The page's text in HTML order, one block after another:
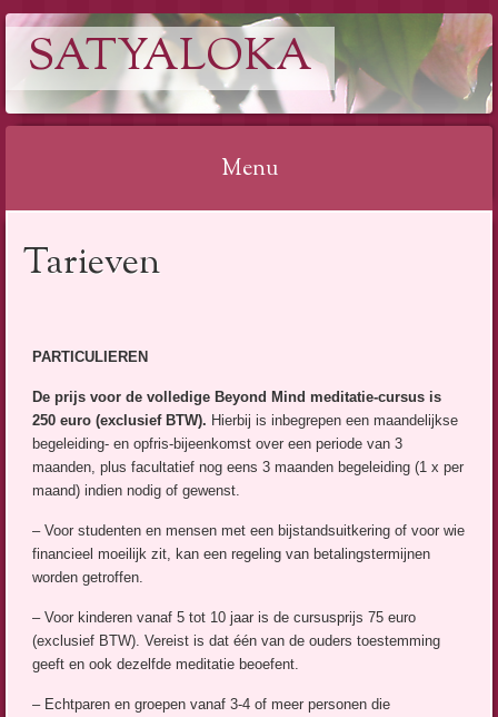
SATYALOKA
Menu
Tarieven
PARTICULIEREN
De prijs voor de volledige Beyond Mind meditatie-cursus is
250 euro (exclusief BTW). Hierbij is inbegrepen een maandelijkse
begeleiding- en opfris-bijeenkomst over een periode van 3
maanden, plus facultatief nog eens 3 maanden begeleiding (1 x per
maand) indien nodig of gewenst.
– Voor studenten en mensen met een bijstandsuitkering of voor wie
financieel moeilijk zit, kan een regeling van betalingstermijnen
worden getroffen.
– Voor kinderen vanaf 5 tot 10 jaar is de cursusprijs 75 euro
(exclusief BTW). Vereist is dat één van de ouders toestemming
geeft en ook dezelfde meditatie beoefent.
– Echtparen en groepen vanaf 3-4 of meer personen die